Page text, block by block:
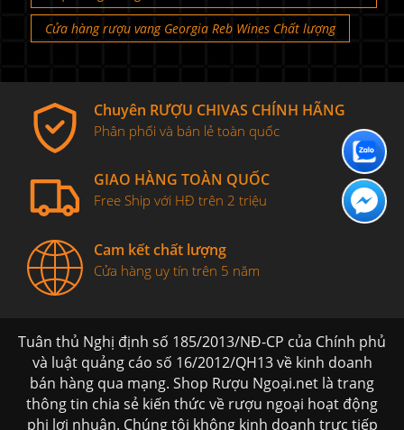
Cửa hàng rượu vang Georgia Reb Wines Chất lượng
Chuyên RƯỢU CHIVAS CHÍNH HÃNG
Phân phối và bán lẻ toàn quốc
GIAO HÀNG TOÀN QUỐC
Free Ship với HĐ trên 2 triệu
Cam kết chất lượng
Cửa hàng uy tín trên 5 năm
Tuân thủ Nghị định số 185/2013/NĐ-CP của Chính phủ
và luật quảng cáo số 16/2012/QH13 về kinh doanh
bán hàng qua mạng. Shop Rượu Ngoại.net là trang
thông tin chia sẻ kiến thức về rượu ngoại hoạt động
phi lơi nhuận. Chúng tôi không kinh doanh trực tiếp